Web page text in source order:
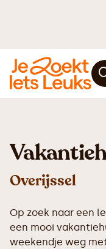
Overijssel
Op zoek naar een
een mooi
weekendje weg